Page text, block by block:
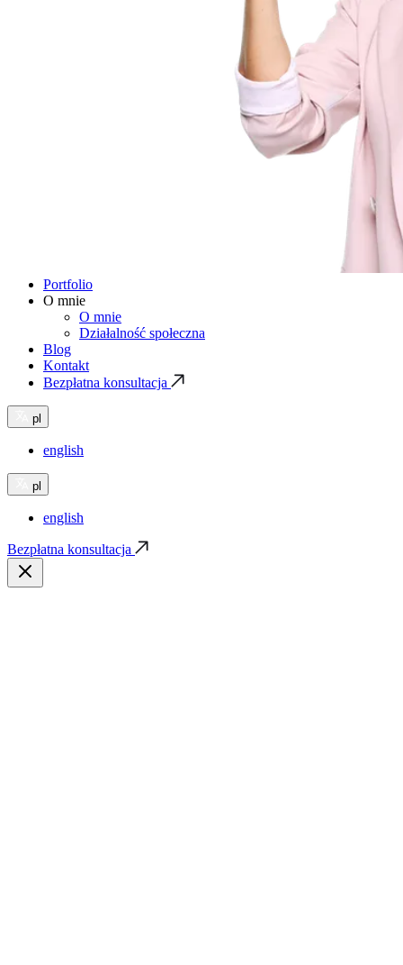
Portfolio
O mnie
O mnie
Działalność społeczna
Blog
Kontakt
Bezpłatna konsultacja
pl
english
pl
english
Bezpłatna konsultacja